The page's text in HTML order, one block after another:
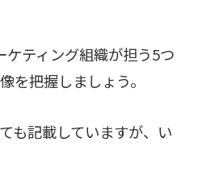
ティング組織が担う5つ
を把握しましょう。
も記載していますが、い